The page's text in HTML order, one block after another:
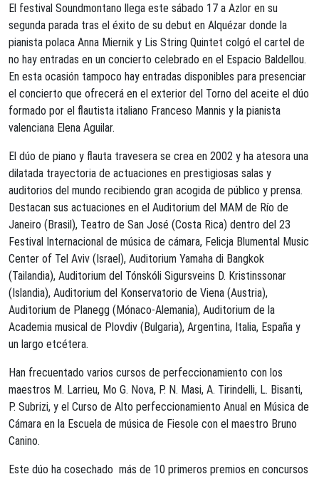
El festival Soundmontano llega este sábado 17 a Azlor en su
segunda parada tras el éxito de su debut en Alquézar donde la
pianista polaca Anna Miernik y Lis String Quintet colgó el cartel de
no hay entradas en un concierto celebrado en el Espacio Baldellou.
En esta ocasión tampoco hay entradas disponibles para presenciar
el concierto que ofrecerá en el exterior del Torno del aceite el dúo
formado por el flautista italiano Franceso Mannis y la pianista
valenciana Elena Aguilar.
El dúo de piano y flauta travesera se crea en 2002 y ha atesora una
dilatada trayectoria de actuaciones en prestigiosas salas y
auditorios del mundo recibiendo gran acogida de público y prensa.
Destacan sus actuaciones en el Auditorium del MAM de Río de
Janeiro (Brasil), Teatro de San José (Costa Rica) dentro del 23
Festival Internacional de música de cámara, Felicja Blumental Music
Center of Tel Aviv (Israel), Auditorium Yamaha di Bangkok
(Tailandia), Auditorium del Tónskóli Sigursveins D. Kristinssonar
(Islandia), Auditorium del Konservatorio de Viena (Austria),
Auditorium de Planegg (Mónaco-Alemania), Auditorium de la
Academia musical de Plovdiv (Bulgaria), Argentina, Italia, España y
un largo etcétera.
Han frecuentado varios cursos de perfeccionamiento con los
maestros M. Larrieu, Mo G. Nova, P. N. Masi, A. Tirindelli, L. Bisanti,
P. Subrizi, y el Curso de Alto perfeccionamiento Anual en Música de
Cámara en la Escuela de música de Fiesole con el maestro Bruno
Canino.
Este dúo ha cosechado más de 10 primeros premios en concursos